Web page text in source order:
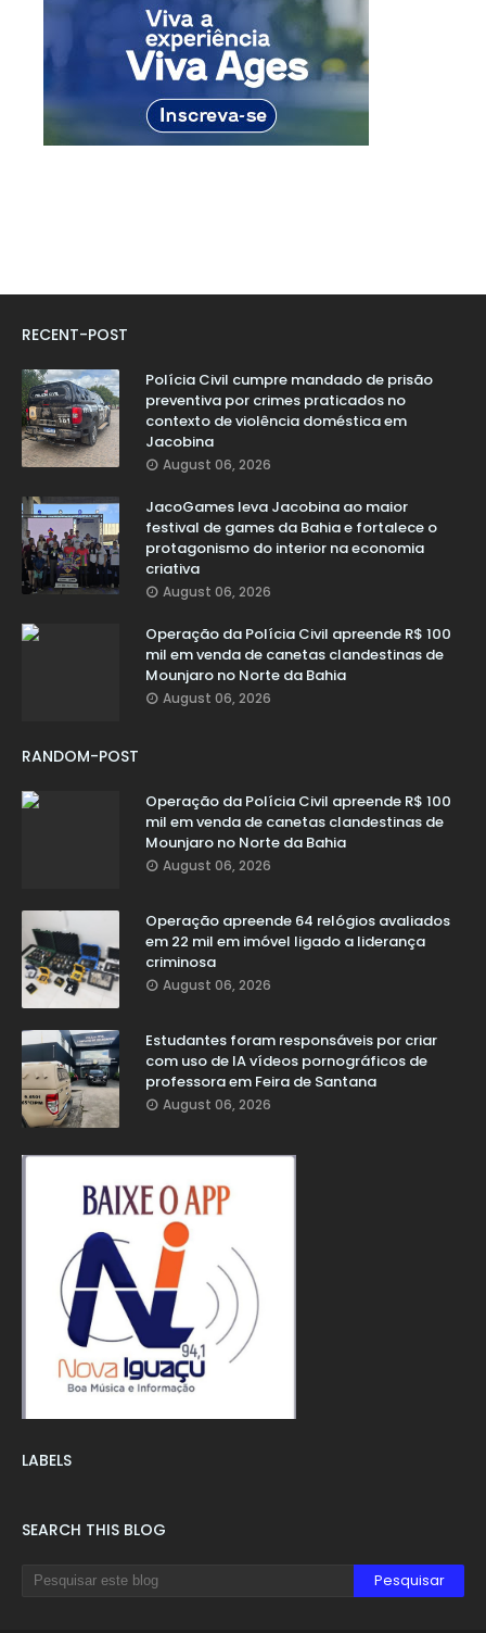
RECENT-POST
Polícia Civil cumpre mandado de prisão
preventiva por crimes praticados no
contexto de violência doméstica em
Jacobina
August 06, 2026
JacoGames leva Jacobina ao maior
festival de games da Bahia e fortalece o
protagonismo do interior na economia
criativa
August 06, 2026
Operação da Polícia Civil apreende R$ 100
mil em venda de canetas clandestinas de
Mounjaro no Norte da Bahia
August 06, 2026
RANDOM-POST
Operação da Polícia Civil apreende R$ 100
mil em venda de canetas clandestinas de
Mounjaro no Norte da Bahia
August 06, 2026
Operação apreende 64 relógios avaliados
em 22 mil em imóvel ligado a liderança
criminosa
August 06, 2026
Estudantes foram responsáveis por criar
com uso de IA vídeos pornográficos de
professora em Feira de Santana
August 06, 2026
LABELS
SEARCH THIS BLOG